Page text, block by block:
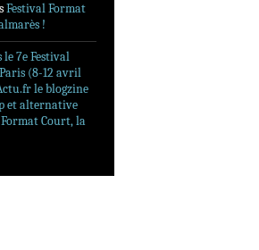
Festival Format
!
le 7e Festival
(8-12 avril
le blogzine
et alternative
Court, la